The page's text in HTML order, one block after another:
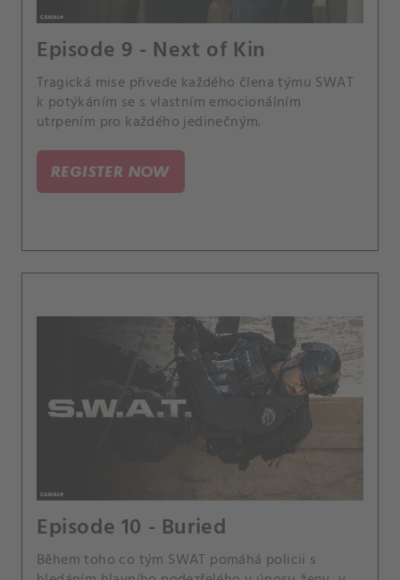
Episode 9 - Next of Kin
Tragická mise přivede každého člena týmu SWAT
k potýkáním se s vlastním emocionálním
utrpením pro každého jedinečným.
REGISTER NOW
Episode 10 - Buried
Během toho co tým SWAT pomáhá policii s